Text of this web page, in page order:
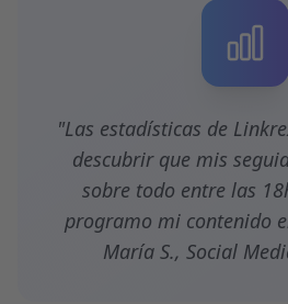
"Las estadísticas de
descubrir que mis
sobre todo entre las
programo mi contenido
María S., Social